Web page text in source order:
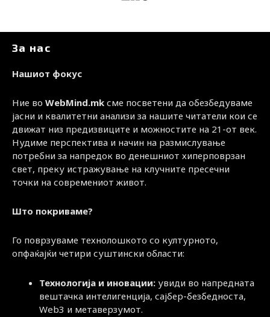
За нас
Нашиот фокус
Ние во WebMind.mk сме посветени да обезбедуваме
јасни и квалитетни анализи за нашите читатели кои се
движат низ предизвиците и можностите на 21-от век.
Нудиме перспектива и начин на размислување
потребни за напредок во денешниот хиперповрзан
свет, преку истражување на клучните пресечни
точки на современиот живот.
Што покриваме?
Го поврзуваме технолошкото со културното,
опфаќајќи четири суштински области:
Технологија и иновации: увиди во напредната
вештачка интелигенција, сајбер-безбедноста,
Web3 и метаверзумот.